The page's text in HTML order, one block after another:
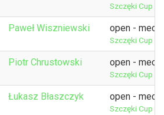
Szczęki Cup
Paweł Wiszniewski open - mecz
Szczęki Cup
Piotr Chrustowski open - mecz
Szczęki Cup
Łukasz Błaszczyk open - mecz
Szczęki Cup